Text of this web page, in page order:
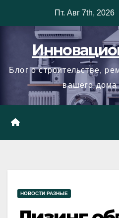
Пт. Авг 7th, 2026
Блог о строительстве,
вашего дома
НОВОСТИ РАЗНЫЕ